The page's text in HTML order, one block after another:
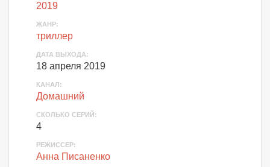
2019
ЖАНР:
триллер
ДАТА ВЫХОДА:
18 апреля 2019
КАНАЛ:
Домашний
СКОЛЬКО СЕРИЙ:
4
РЕЖИССЕР:
Анна Писаненко